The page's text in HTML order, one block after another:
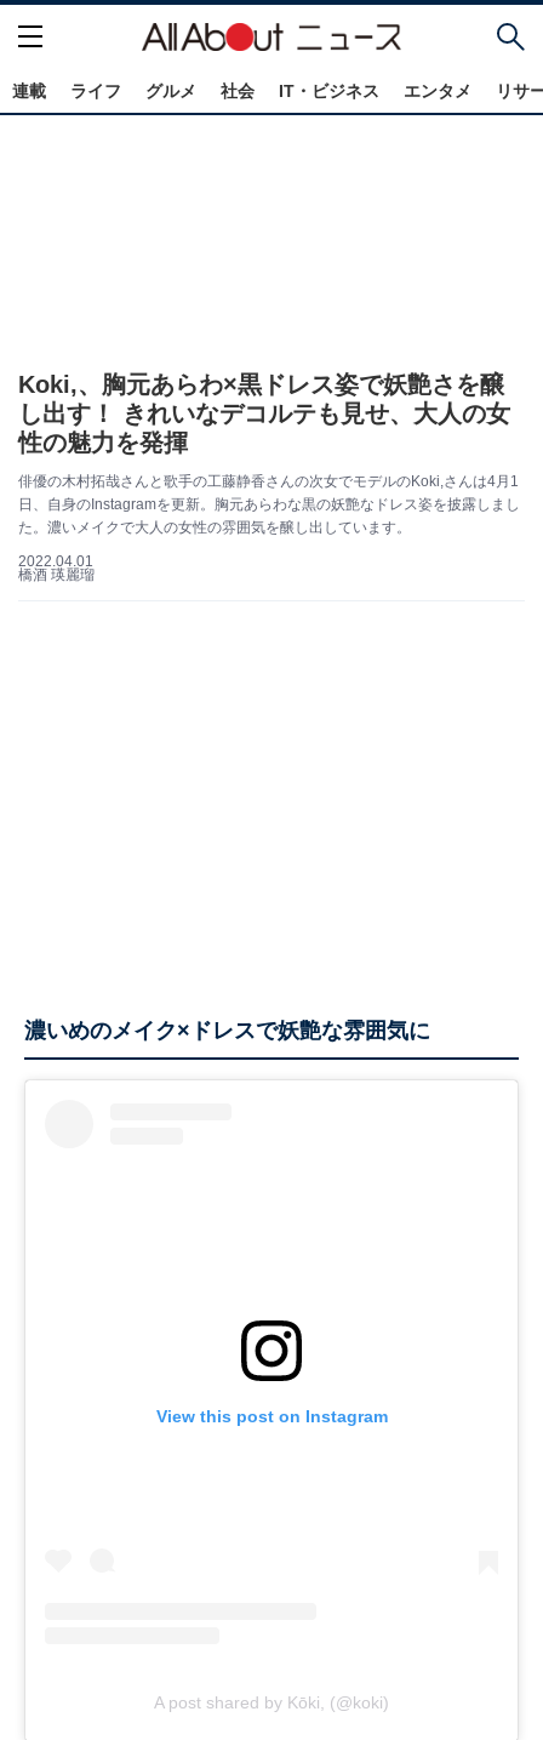
連載 ライフ グルメ 社会 IT・ビジネス エンタメ リサ
Koki,、胸元あらわ×黒ドレス姿で妖艶さを醸
し出す！ きれいなデコルテも見せ、大人の女
性の魅力を発揮
俳優の木村拓哉さんと歌手の工藤静香さんの次女でモデルのKoki,さんは4月1
日、自身のInstagramを更新。胸元あらわな黒の妖艶なドレス姿を披露しまし
た。濃いメイクで大人の女性の雰囲気を醸し出しています。
2022.04.01
橋酒 瑛麗瑠
濃いめのメイク×ドレスで妖艶な雰囲気に
View this post on Instagram
A post shared by Kōki, (@koki)